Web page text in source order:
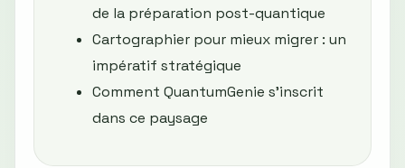
de la préparation post-quantique
Cartographier pour mieux migrer : un
impératif stratégique
Comment QuantumGenie s’inscrit
dans ce paysage